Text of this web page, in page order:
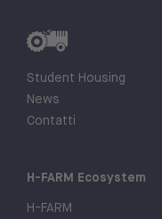
Student Housing
News
Contatti
H-FARM Ecosystem
H-FARM